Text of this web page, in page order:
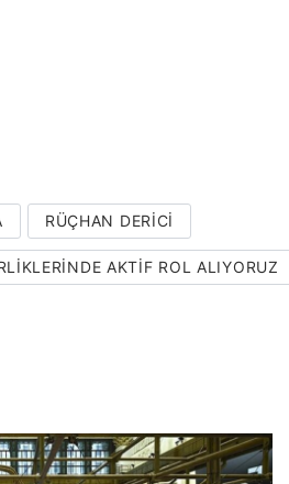
RÜÇHAN DERICI
AKTIF ROL ALIYORUZ